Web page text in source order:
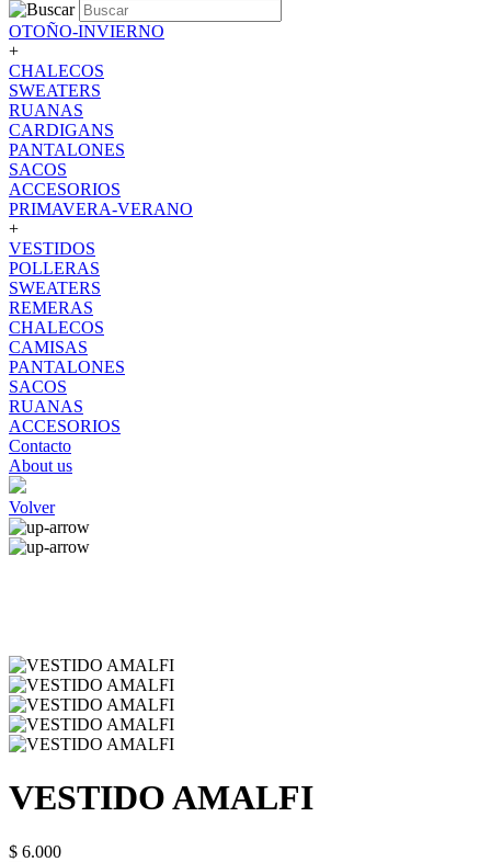
OTOÑO-INVIERNO
+
CHALECOS
SWEATERS
RUANAS
CARDIGANS
PANTALONES
SACOS
ACCESORIOS
PRIMAVERA-VERANO
+
VESTIDOS
POLLERAS
SWEATERS
REMERAS
CHALECOS
CAMISAS
PANTALONES
SACOS
RUANAS
ACCESORIOS
Contacto
About us
Volver
VESTIDO AMALFI
$ 6.000